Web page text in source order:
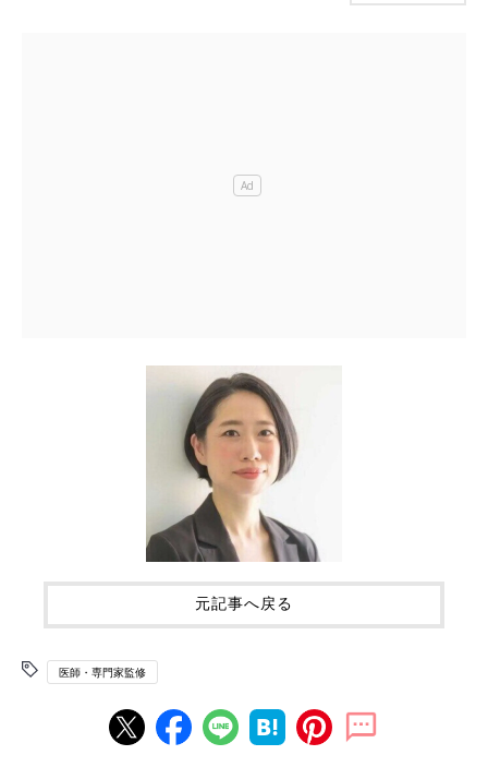
元記事へ戻る
医師・専門家監修